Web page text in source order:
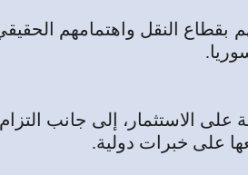
النقل واهتمامهم
الاستثمار، إلى جانب
على خبرات دولية.